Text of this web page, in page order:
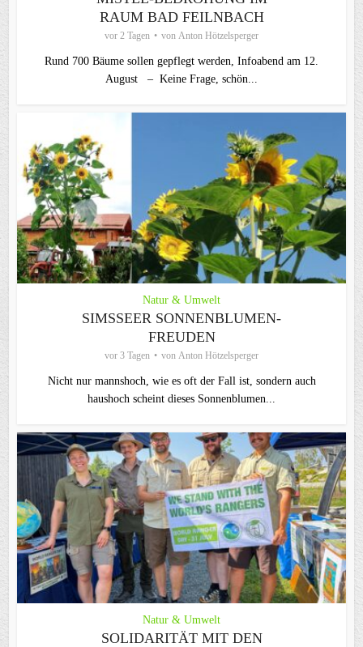
RAUM BAD FEILNBACH
vor 2 Tagen von Anton Hötzelsperger
Rund 700 Bäume sollen gepflegt werden, Infoabend am 12.
August – Keine Frage, schön...
Natur & Umwelt
SIMSSEER SONNENBLUMEN-
FREUDEN
vor 3 Tagen von Anton Hötzelsperger
Nicht nur mannshoch, wie es oft der Fall ist, sondern auch
haushoch scheint dieses Sonnenblumen...
Natur & Umwelt
SOLIDARITÄT MIT DEN